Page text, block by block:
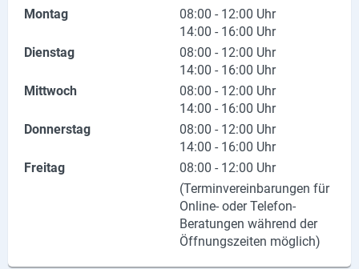
Montag
08:00 - 12:00 Uhr
14:00 - 16:00 Uhr
Dienstag
08:00 - 12:00 Uhr
14:00 - 16:00 Uhr
Mittwoch
08:00 - 12:00 Uhr
14:00 - 16:00 Uhr
Donnerstag
08:00 - 12:00 Uhr
14:00 - 16:00 Uhr
Freitag
08:00 - 12:00 Uhr
(Terminvereinbarungen für
Online- oder Telefon-
Beratungen während der
Öffnungszeiten möglich)
Instagram
YouTube